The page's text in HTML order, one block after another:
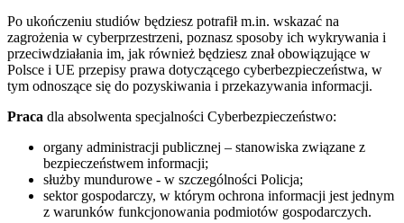
Po ukończeniu studiów będziesz potrafił m.in. wskazać na
zagrożenia w cyberprzestrzeni, poznasz sposoby ich wykrywania i
przeciwdziałania im, jak również będziesz znał obowiązujące w
Polsce i UE przepisy prawa dotyczącego cyberbezpieczeństwa, w
tym odnoszące się do pozyskiwania i przekazywania informacji.
Praca dla absolwenta specjalności Cyberbezpieczeństwo:
organy administracji publicznej – stanowiska związane z
bezpieczeństwem informacji;
służby mundurowe - w szczególności Policja;
sektor gospodarczy, w którym ochrona informacji jest jednym
z warunków funkcjonowania podmiotów gospodarczych.